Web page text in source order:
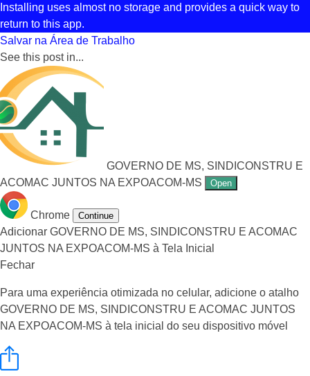
Installing uses almost no storage and provides a quick way to
return to this app.
Salvar na Área de Trabalho
See this post in...
GOVERNO DE MS, SINDICONSTRU E
ACOMAC JUNTOS NA EXPOACOM-MS
Open
Chrome Continue
Adicionar GOVERNO DE MS, SINDICONSTRU E ACOMAC
JUNTOS NA EXPOACOM-MS à Tela Inicial
Fechar
Para uma experiência otimizada no celular, adicione o atalho
GOVERNO DE MS, SINDICONSTRU E ACOMAC JUNTOS
NA EXPOACOM-MS à tela inicial do seu dispositivo móvel